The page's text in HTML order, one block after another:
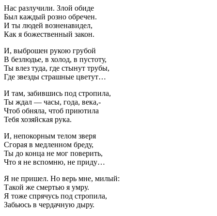
Нас разлучили. Злой обиде
Был каждый розно обречен.
И ты людей возненавидел,
Как я божественный закон.
И, выброшен рукою грубой
В безлюдье, в холод, в пустоту,
Ты влез туда, где стынут трубы,
Где звезды страшные цветут…
И там, забившись под стропила,
Ты ждал — часы, года, века,-
Чтоб обняла, чтоб приютила
Тебя хозяйская рука.
И, непокорным телом зверя
Сгорая в медленном бреду,
Ты до конца не мог поверить,
Что я не вспомню, не приду…
Я не пришел. Но верь мне, милый:
Такой же смертью я умру.
Я тоже спрячусь под стропила,
Забьюсь в чердачную дыру.